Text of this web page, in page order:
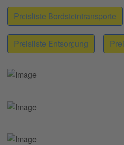
Preisliste Bordsteintransporte
Preisliste Entsorgung